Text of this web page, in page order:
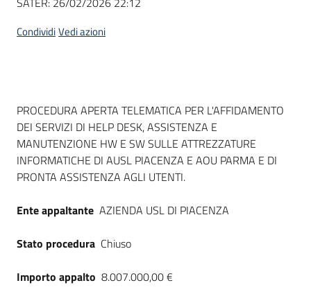
Piattaforme
telematiche
English
site
Seguici
CondividiVedi azioni
Dati del bando
PROCEDURA APERTA TELEMATICA PER L'AFFIDAMENTO
DEI SERVIZI DI HELP DESK, ASSISTENZA E
MANUTENZIONE HW E SW SULLE ATTREZZATURE
INFORMATICHE DI AUSL PIACENZA E AOU PARMA E DI
PRONTA ASSISTENZA AGLI UTENTI.
Ente appaltante AZIENDA USL DI PIACENZA
Stato procedura Chiuso
Importo appalto 8.007.000,00 €